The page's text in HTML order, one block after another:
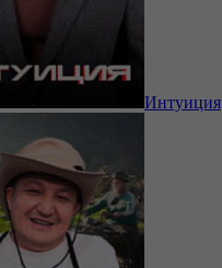
Интуиция